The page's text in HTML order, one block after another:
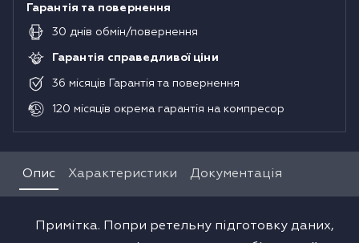
Гарантія та повернення
30 днів обмін/повернення
Гарантія справедливої ціни
36 місяців Гарантія та повернення
120 місяців окрема гарантія на компресор
Опис Характеристики Документація
Примітка. Попри ретельну підготовку даних,